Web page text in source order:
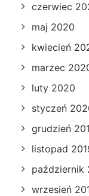
czerwiec
maj 2020
kwiecień
marzec
luty 2020
styczeń
grudzień
listopad
październik
wrzesień